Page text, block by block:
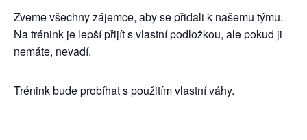
Zveme všechny zájemce, aby se přidali k našemu týmu.
Na trénink je lepší přijít s vlastní podložkou, ale pokud ji
nemáte, nevadí.
Trénink bude probíhat s použitím vlastní váhy.